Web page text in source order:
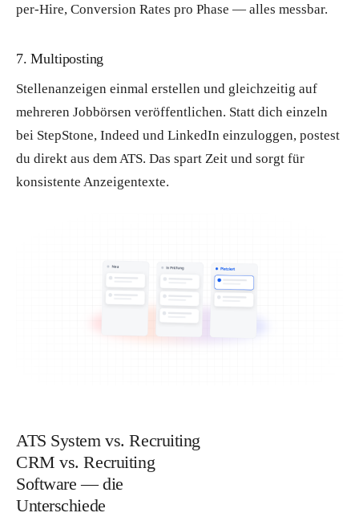
per-Hire, Conversion Rates pro Phase — alles messbar.
7. Multiposting
Stellenanzeigen einmal erstellen und gleichzeitig auf
mehreren Jobbörsen veröffentlichen. Statt dich einzeln
bei StepStone, Indeed und LinkedIn einzuloggen, postest
du direkt aus dem ATS. Das spart Zeit und sorgt für
konsistente Anzeigentexte.
ATS System vs. Recruiting
CRM vs. Recruiting
Software — die
Unterschiede